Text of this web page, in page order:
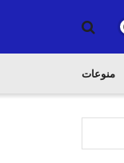
منوعات